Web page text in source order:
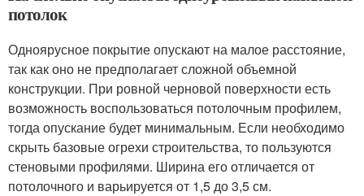
потолок
Одноярусное покрытие опускают на малое расстояние,
так как оно не предполагает сложной объемной
конструкции. При ровной черновой поверхности есть
возможность воспользоваться потолочным профилем,
тогда опускание будет минимальным. Если необходимо
скрыть базовые огрехи строительства, то пользуются
стеновыми профилями. Ширина его отличается от
потолочного и варьируется от 1,5 до 3,5 см.